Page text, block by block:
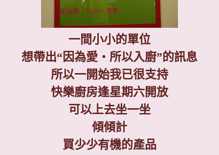
一間小小的單位
想帶出“因為愛‧所以入廚”的訊息
所以一開始我已很支持
快樂廚房逢星期六開放
可以上去坐一坐
傾傾計
買少少有機的產品